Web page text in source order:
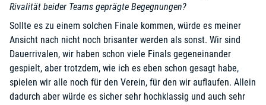
Rivalität beider Teams geprägte Begegnungen?
Sollte es zu einem solchen Finale kommen, würde es meiner
Ansicht nach nicht noch brisanter werden als sonst. Wir sind
Dauerrivalen, wir haben schon viele Finals gegeneinander
gespielt, aber trotzdem, wie ich es eben schon gesagt habe,
spielen wir alle noch für den Verein, für den wir auflaufen. Allein
dadurch aber würde es sicher sehr hochklassig und auch sehr